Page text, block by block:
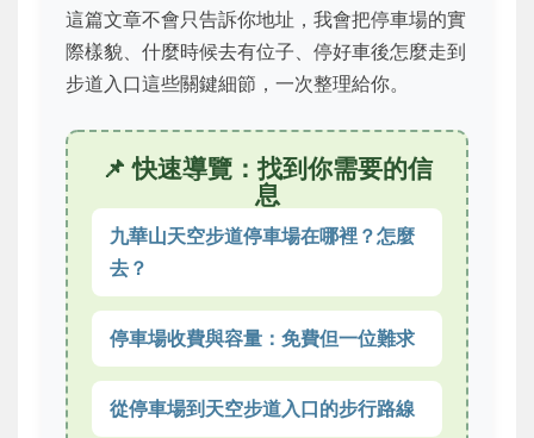
這篇文章不會只告訴你地址，我會把停車場的實
際樣貌、什麼時候去有位子、停好車後怎麼走到
步道入口這些關鍵細節，一次整理給你。
📌 快速導覽：找到你需要的信
息
九華山天空步道停車場在哪裡？怎麼
去？
停車場收費與容量：免費但一位難求
從停車場到天空步道入口的步行路線